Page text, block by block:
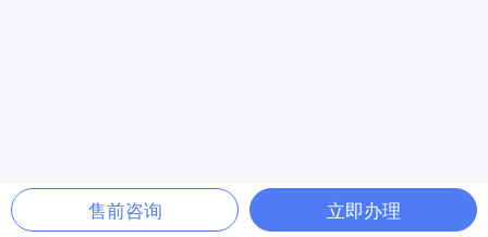
售前咨询 立即办理